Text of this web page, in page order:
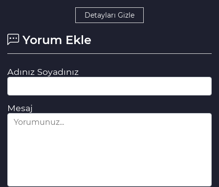
Detayları Gizle
Yorum Ekle
Adınız Soyadınız
Mesaj